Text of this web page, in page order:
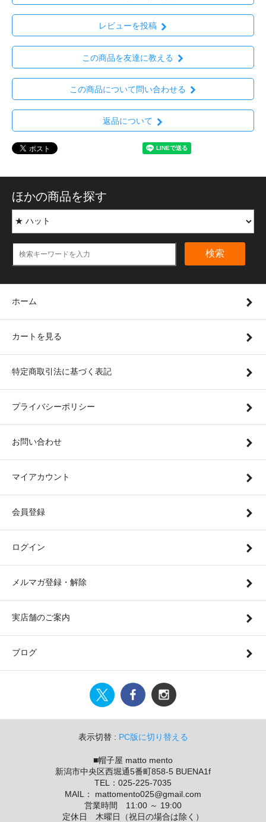
レビューを投稿
この商品を友達に教える
この商品について問い合わせる
返品について
ほかの商品を探す
検索
ホーム
カートを見る
特定商取引法に基づく表記
プライバシーポリシー
お問い合わせ
マイアカウント
会員登録
ログイン
メルマガ登録・解除
実店舗のご案内
ブログ
表示切替 : PC版に切り替える
■帽子屋 matto mento
新潟市中央区西堀通5番町858-5 BUENA1f
TEL：025-225-7035
MAIL： mattomento025@gmail.com
営業時間 11:00 ～ 19:00
定休日 木曜日（祝日の場合は除く）